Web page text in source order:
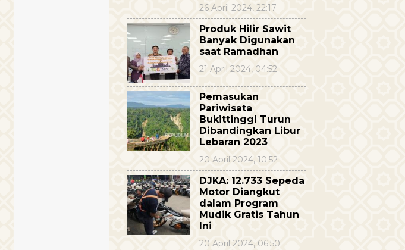
26 April 2024, 22:17
Produk Hilir Sawit
Banyak Digunakan
saat Ramadhan
21 April 2024, 04:52
Pemasukan
Pariwisata
Bukittinggi Turun
Dibandingkan Libur
Lebaran 2023
20 April 2024, 10:52
DJKA: 12.733 Sepeda
Motor Diangkut
dalam Program
Mudik Gratis Tahun
Ini
20 April 2024, 06:50